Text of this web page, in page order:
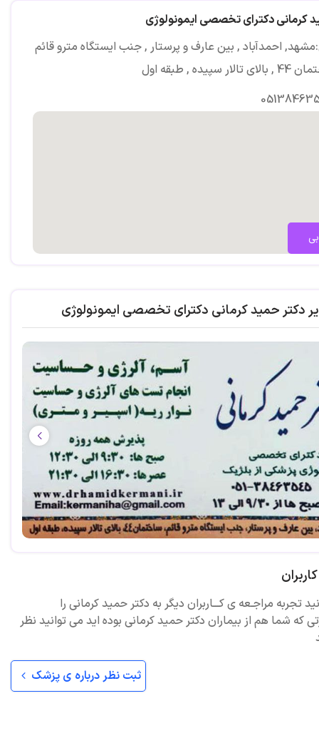
کرمانی دکترای تخصصی ایمونولوژی
احمدآباد , بین عارف و پرستار , جنب ایستگاه مترو قائم
سپیده , طبقه اول
دکتر حمید کرمانی دکترای تخصصی ایمونولوژی
تجربه مراجـعه ی کـــاربران دیگر به دکتر حمید کرمانی را
که شما هم از بیماران دکتر حمید کرمانی بوده اید می توانید نظر
ثبت نظر درباره ی پزشک